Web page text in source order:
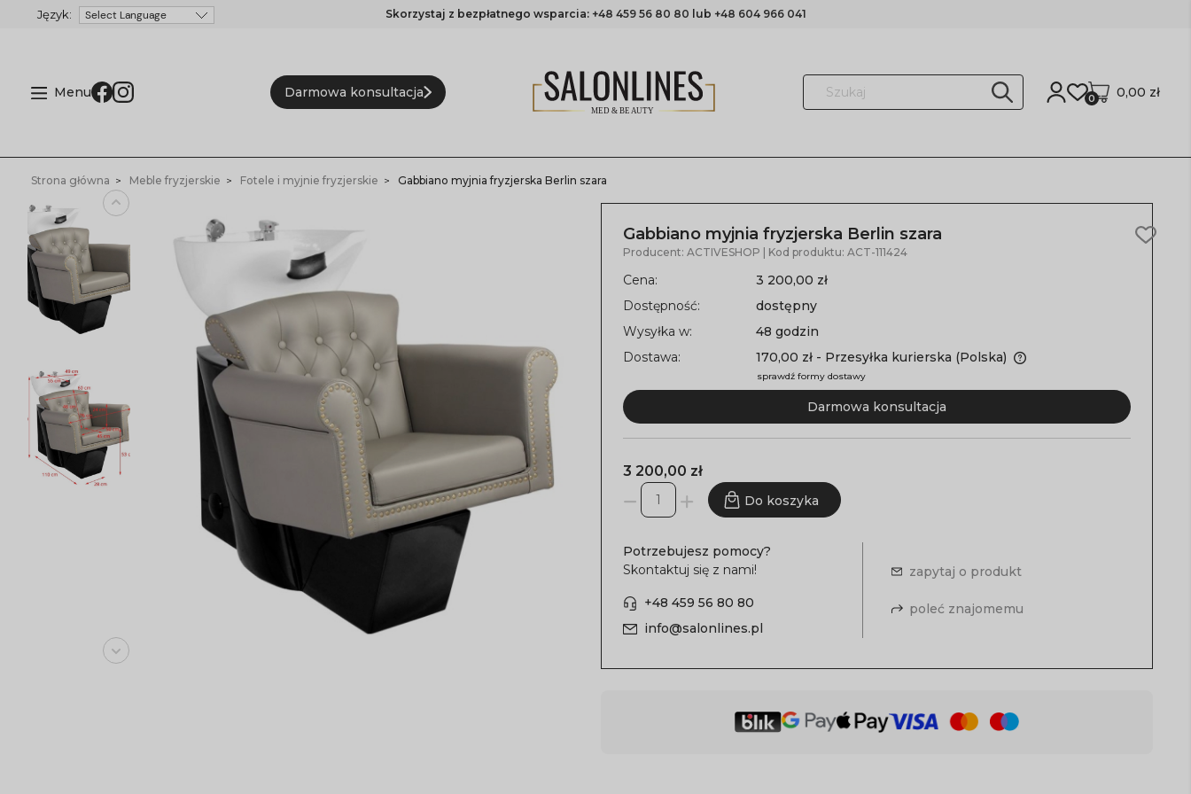
Skorzystaj z bezpłatnego wsparcia: +48 459 56 80 80 lub +48 604 966 041
Menu Darmowa konsultacja 0,00 zł
0
Strona główna Meble fryzjerskie Fotele i myjnie fryzjerskie Gabbiano myjnia fryzjerska Berlin szara
Gabbiano myjnia fryzjerska Berlin szara
Producent:ACTIVESHOP | Kod produktu: ACT-111424
Cena:
3 200,00 zł
Dostępność:
dostępny
Wysyłka w:
48 godzin
Dostawa:
170,00 zł - Przesyłka kurierska (Polska)
sprawdź formy dostawy
Darmowa konsultacja
3 200,00 zł
Do koszyka
Potrzebujesz pomocy?
Skontaktuj się z nami!
+48 459 56 80 80
info@salonlines.pl
zapytaj o produkt
poleć znajomemu